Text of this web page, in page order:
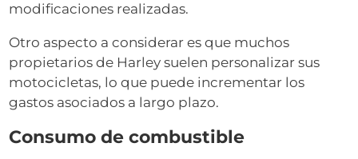
modificaciones realizadas.
Otro aspecto a considerar es que muchos
propietarios de Harley suelen personalizar sus
motocicletas, lo que puede incrementar los
gastos asociados a largo plazo.
Consumo de combustible